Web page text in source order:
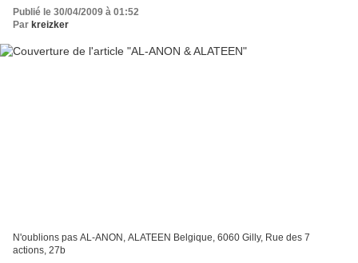
Publié le 30/04/2009 à 01:52
Par kreizker
N'oublions pas AL-ANON, ALATEEN Belgique, 6060 Gilly, Rue des 7
actions, 27b